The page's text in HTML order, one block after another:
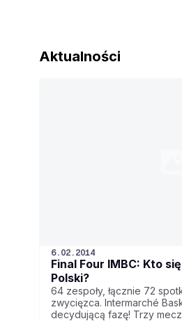
Aktualności
6.02.2014
Final Four IMBC: Kto
Polski?
64 zespoły, łącznie 72
zwycięzca. Intermarché
decydującą fazę! Trzy